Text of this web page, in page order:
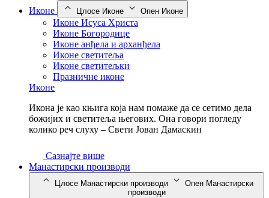
Иконе
Цлосе Иконе Опен Иконе
Иконе Исуса Христа
Иконе Богородице
Иконе анђела и арханђела
Иконе светитеља
Иконе светитељки
Празничне иконе
Иконе
Икона је као књига која нам помаже да се сетимо дела
божијих и светитеља његових. Она говори погледу
колико реч слуху – Свети Јован Дамаскин
Сазнајте више
Манастирски производи
Цлосе Манастирски производи
Опен Манастирски
производи